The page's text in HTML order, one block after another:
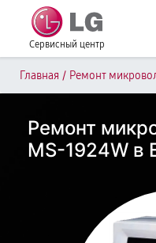
Сервисный центр
Главная / Ремонт
Ремонт
MS-1924W в